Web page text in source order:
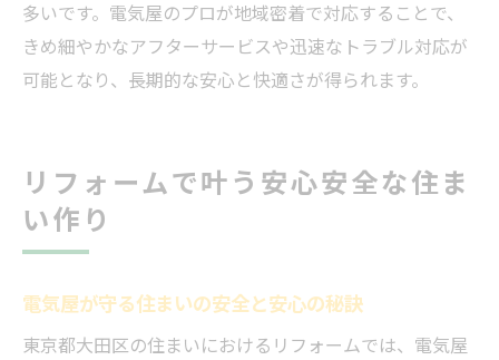
多いです。電気屋のプロが地域密着で対応することで、
きめ細やかなアフターサービスや迅速なトラブル対応が
可能となり、長期的な安心と快適さが得られます。
リフォームで叶う安心安全な住ま
い作り
電気屋が守る住まいの安全と安心の秘訣
東京都大田区の住まいにおけるリフォームでは、電気屋